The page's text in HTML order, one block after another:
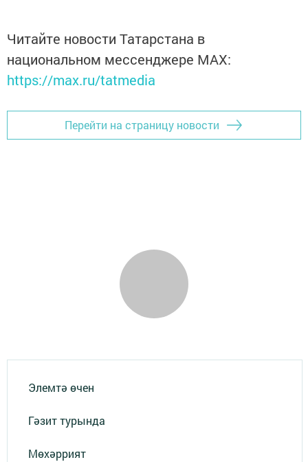
Читайте новости Татарстана в
национальном мессенджере MАХ:
https://max.ru/tatmedia
Перейти на страницу новости
Элемтә өчен
Гәзит турында
Мөхәррият